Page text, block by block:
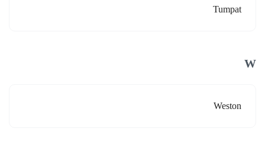
Tumpat
W
Weston